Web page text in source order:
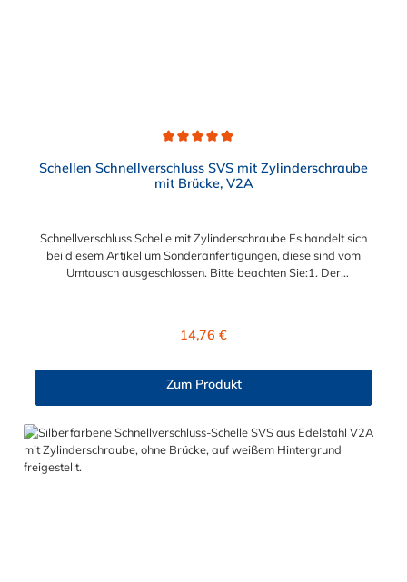
Schellen Schnellverschluss SVS mit Zylinderschraube
mit Brücke, V2A
Schnellverschluss Schelle mit Zylinderschraube Es handelt sich
bei diesem Artikel um Sonderanfertigungen, diese sind vom
Umtausch ausgeschlossen. Bitte beachten Sie:1. Der
und Gewinderollen vom Verschluss sind aus vernickeltem
Zylinderschraube und Brücke, sind sichere und flexible
Verbindungselemente für Bereiche, in denen ein häufiges und
schnelles Schließen und Lösen der Verbindungen erforderlich
ist, wie z. B. in Filter- und Abfüllanlagen oder in
Rohrleitungssystemen der Lebensmittelindustrie, die einer
Reinigung unterliegen. Das Bandmaterial der Schelle variiert je
Regulärer Preis:
14,76 €
Zum Produkt